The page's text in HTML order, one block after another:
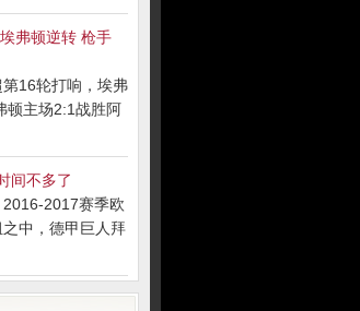
弗顿逆转 枪手
16轮打响，埃弗
顿主场2:1战胜阿
间不多了
2017赛季欧
中，德甲巨人拜